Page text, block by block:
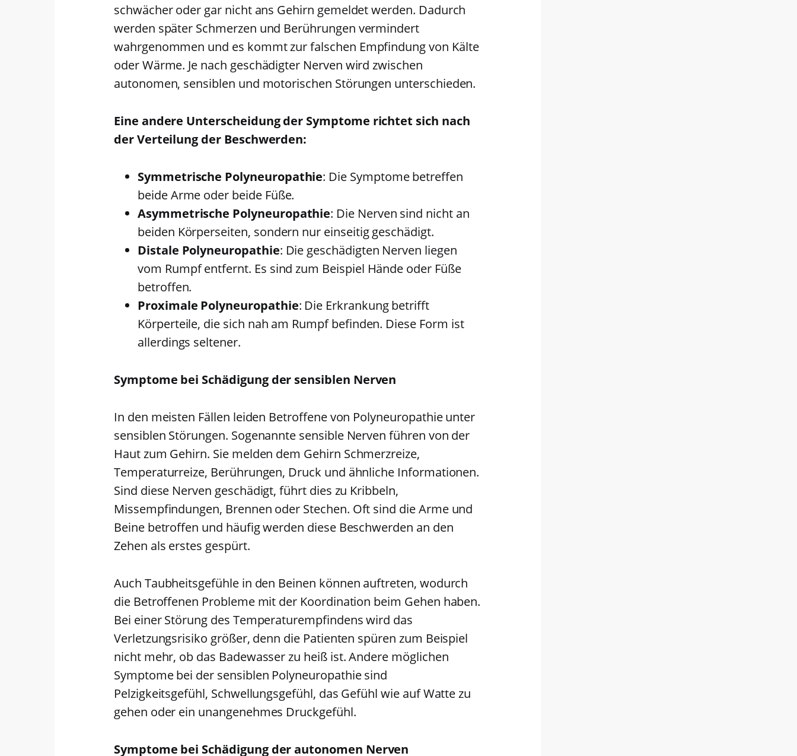
schwächer oder gar nicht ans Gehirn gemeldet werden. Dadurch
werden später Schmerzen und Berührungen vermindert
wahrgenommen und es kommt zur falschen Empfindung von Kälte
oder Wärme. Je nach geschädigter Nerven wird zwischen
autonomen, sensiblen und motorischen Störungen unterschieden.
Eine andere Unterscheidung der Symptome richtet sich nach
der Verteilung der Beschwerden:
Symmetrische Polyneuropathie: Die Symptome betreffen
beide Arme oder beide Füße.
Asymmetrische Polyneuropathie: Die Nerven sind nicht an
beiden Körperseiten, sondern nur einseitig geschädigt.
Distale Polyneuropathie: Die geschädigten Nerven liegen
vom Rumpf entfernt. Es sind zum Beispiel Hände oder Füße
betroffen.
Proximale Polyneuropathie: Die Erkrankung betrifft
Körperteile, die sich nah am Rumpf befinden. Diese Form ist
allerdings seltener.
Symptome bei Schädigung der sensiblen Nerven
In den meisten Fällen leiden Betroffene von Polyneuropathie unter
sensiblen Störungen. Sogenannte sensible Nerven führen von der
Haut zum Gehirn. Sie melden dem Gehirn Schmerzreize,
Temperaturreize, Berührungen, Druck und ähnliche Informationen.
Sind diese Nerven geschädigt, führt dies zu Kribbeln,
Missempfindungen, Brennen oder Stechen. Oft sind die Arme und
Beine betroffen und häufig werden diese Beschwerden an den
Zehen als erstes gespürt.
Auch Taubheitsgefühle in den Beinen können auftreten, wodurch
die Betroffenen Probleme mit der Koordination beim Gehen haben.
Bei einer Störung des Temperaturempfindens wird das
Verletzungsrisiko größer, denn die Patienten spüren zum Beispiel
nicht mehr, ob das Badewasser zu heiß ist. Andere möglichen
Symptome bei der sensiblen Polyneuropathie sind
Pelzigkeitsgefühl, Schwellungsgefühl, das Gefühl wie auf Watte zu
gehen oder ein unangenehmes Druckgefühl.
Symptome bei Schädigung der autonomen Nerven